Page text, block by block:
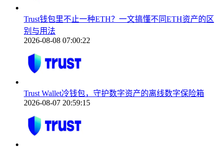
Trust钱包里不止一种ETH？一文搞懂不同ETH资产的区
别与用法
2026-08-08 07:00:22
Trust Wallet冷钱包，守护数字资产的离线数字保险箱
2026-08-07 20:59:15